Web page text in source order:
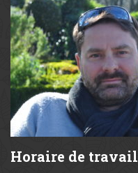
Horaire de travail